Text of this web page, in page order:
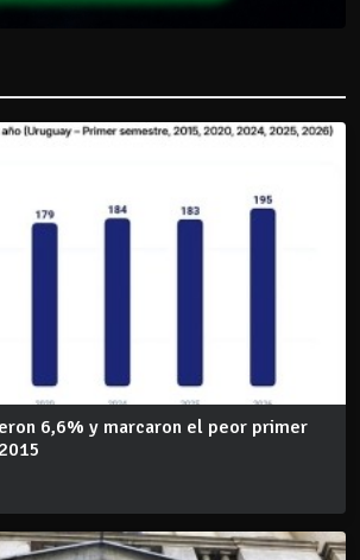
6,6% y marcaron el peor primer